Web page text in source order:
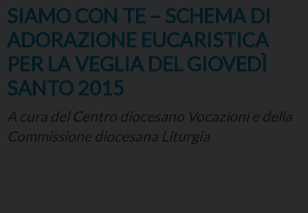
SIAMO CON TE – SCHEMA DI
ADORAZIONE EUCARISTICA
PER LA VEGLIA DEL GIOVEDÌ
SANTO 2015
A cura del Centro diocesano Vocazioni e della
Commissione diocesana Liturgia